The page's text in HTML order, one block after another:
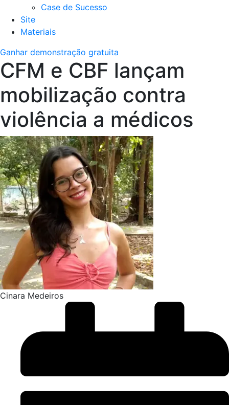
Case de Sucesso
Site
Materiais
Ganhar demonstração gratuita
CFM e CBF lançam
mobilização contra
violência a médicos
Cinara Medeiros